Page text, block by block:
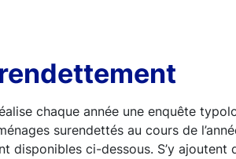
chaque année une enquête
surendettés au cours de
disponibles ci-dessous. S’y ajoutent